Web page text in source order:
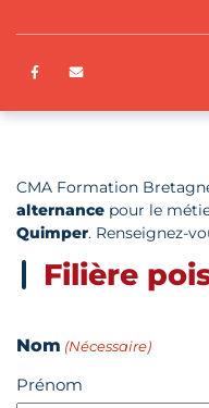
Partager sur Facebook
CMA Formation
alternance pour le
Quimper. Renseignez-
Filière
Nom (Nécessaire)
Prénom